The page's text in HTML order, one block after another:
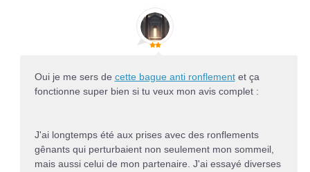
Oui je me sers de cette bague anti ronflementet ça
fonctionne super bien si tu veux mon avis complet :
J'ai longtemps été aux prises avec des ronflements
gênants qui perturbaient non seulement mon sommeil,
mais aussi celui de mon partenaire. J'ai essayé diverses